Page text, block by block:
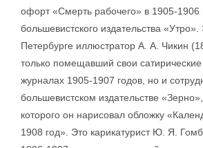
офорт «Смерть рабочего» в 1905-
большевистского издательства
Петербурге иллюстратор А. А. Чикин
только помещавший свои сатирические
журналах 1905-1907 годов, но и
большевистском издательстве
которого он нарисовал обложку
1908 год». Это карикатурист Ю. Я.